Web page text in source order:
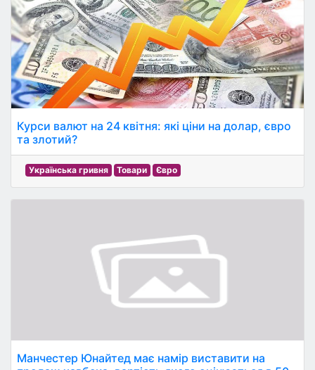
Курси валют на 24 квітня: які ціни на долар, євро
та злотий?
Українська гривня Товари Євро
Манчестер Юнайтед має намір виставити на